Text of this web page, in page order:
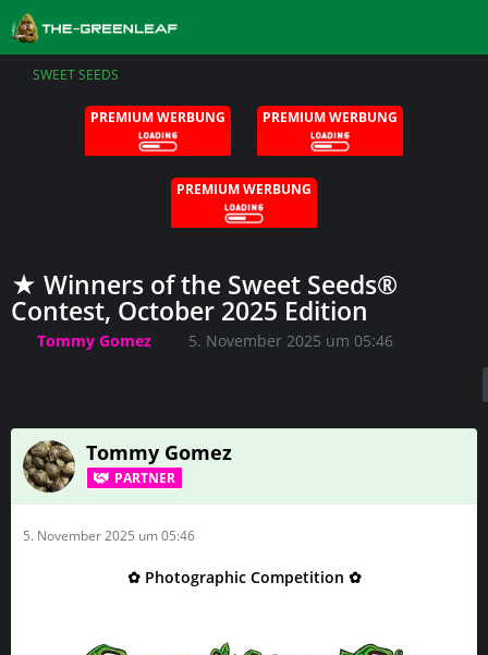
SWEET SEEDS
PREMIUM WERBUNG PREMIUM WERBUNG
PREMIUM WERBUNG
★ Winners of the Sweet Seeds®
Contest, October 2025 Edition
Tommy Gomez 5. November 2025 um 05:46
Tommy Gomez
PARTNER
5. November 2025 um 05:46
✿ Photographic Competition ✿